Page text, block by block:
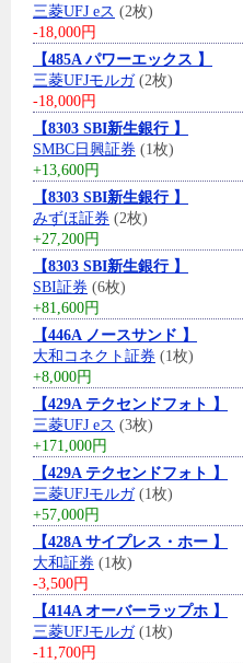
三菱UFJ eス (2枚)
-18,000円
【485A パワーエックス 】
三菱UFJモルガ(2枚)
-18,000円
【8303 SBI新生銀行 】
SMBC日興証券 (1枚)
+13,600円
【8303 SBI新生銀行 】
みずほ証券 (2枚)
+27,200円
【8303 SBI新生銀行 】
SBI証券 (6枚)
+81,600円
【446A ノースサンド 】
大和コネクト証券 (1枚)
+8,000円
【429A テクセンドフォト 】
三菱UFJ eス (3枚)
+171,000円
【429A テクセンドフォト 】
三菱UFJモルガ(1枚)
+57,000円
【428A サイプレス・ホー 】
大和証券 (1枚)
-3,500円
【414A オーバーラップホ 】
三菱UFJモルガ(1枚)
-11,700円